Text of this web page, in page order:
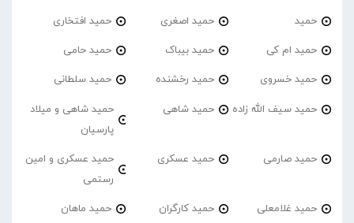
حمید حمید اصغری حمید افتخاری
حمید ام کی حمید بیباک حمید حامی
حمید خسروی حمید رخشنده حمید سلطانی
حمید سیف الله زاده حمید شاهی
حمید شاهی و میلاد
پارسیان
حمید صارمی حمید عسکری
حمید عسکری و امین
رستمی
حمید غلامعلی حمید کارگران حمید ماهان